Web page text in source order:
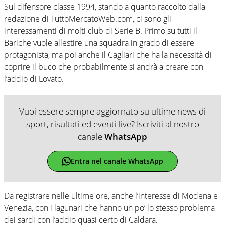
Sul difensore classe 1994, stando a quanto raccolto dalla
redazione di TuttoMercatoWeb.com, ci sono gli
interessamenti di molti club di Serie B. Primo su tutti il
Bariche vuole allestire una squadra in grado di essere
protagonista, ma poi anche il Cagliari che ha la necessità di
coprire il buco che probabilmente si andrà a creare con
l’addio di Lovato.
Vuoi essere sempre aggiornato su ultime news di
sport, risultati ed eventi live? Iscriviti al nostro
canaleWhatsApp
Entra nel canale WhatsApp
Da registrare nelle ultime ore, anche l’interesse di Modena e
Venezia, con i lagunari che hanno un po’ lo stesso problema
dei sardi con l’addio quasi certo di Caldara.